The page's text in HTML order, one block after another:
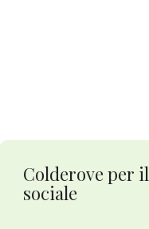
Colderove per il
sociale